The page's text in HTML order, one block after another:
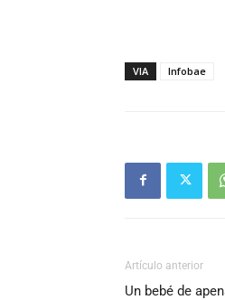
VIA Infobae
Artículo anterior
Un bebé de